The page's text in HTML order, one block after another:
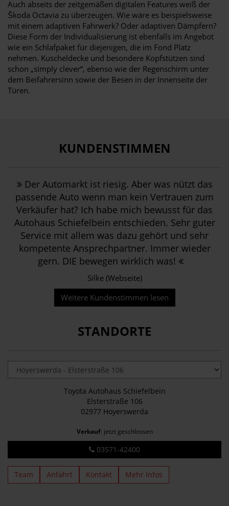
Auch abseits der zeitgemäßen digitalen Features weiß der
Škoda Octavia zu überzeugen. Wie wäre es beispielsweise
mit einem adaptiven Fahrwerk? Oder adaptiven Dämpfern?
Diese Form der Individualisierung ist ebenfalls im Angebot
wie ein Schlafpaket für diejenigen, die im Fond Platz
nehmen. Kuscheldecke und besondere Kopfstützen sind
schon „simply clever“, ebenso wie der Regenschirm unter
dem Beifahrersinn sowie der Besen in der Innenseite der
Türen.
KUNDENSTIMMEN
Der Automarkt ist riesig. Aber was nützt das
passende Auto wenn man kein Vertrauen zum
Verkäufer hat? Ich habe mich bewusst für das
Autohaus Schiefelbein entschieden. Sehr guter
Service mit allem was dazu gehört und sehr
kompetente Ansprechpartner. Immer wieder
gern. DIE bewegen wirklich was!
Silke (Webseite)
Weitere Kundenstimmen lesen
STANDORTE
Toyota Autohaus Schiefelbein
Elsterstraße 106
02977 Hoyerswerda
Verkauf: jetzt geschlossen
03571-42400
Team Anfahrt Kontakt Mehr Infos